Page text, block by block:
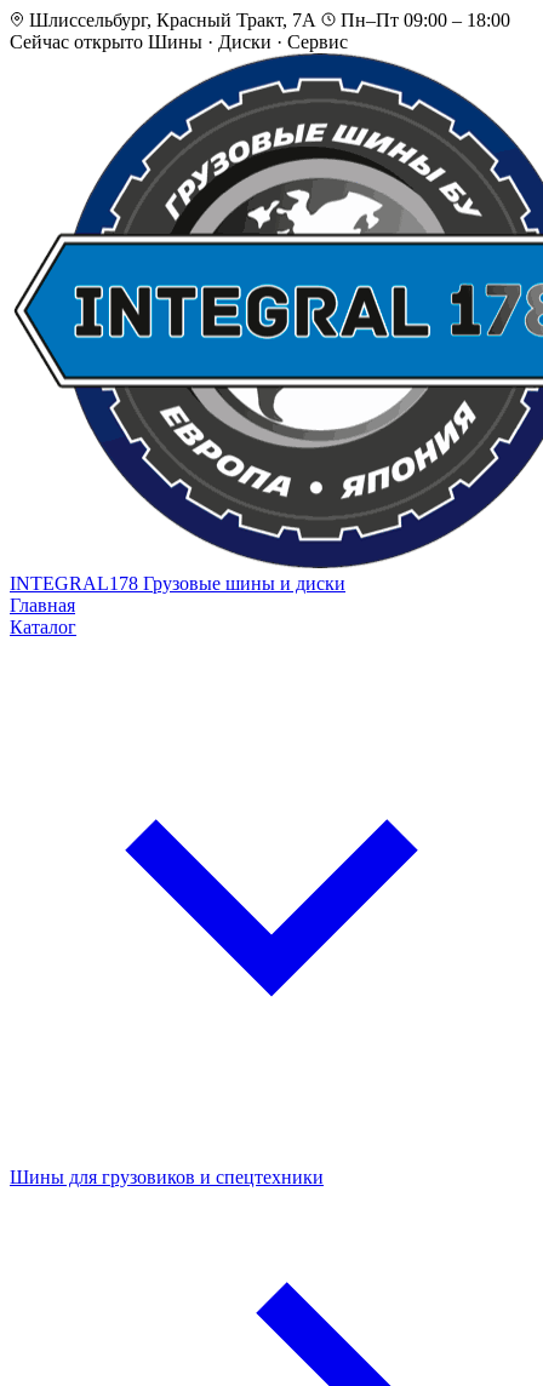
Шлиссельбург, Красный Тракт, 7А
Пн–Пт 09:00 – 18:00
Сейчас открыто Шины · Диски · Сервис
INTEGRAL178 Грузовые шины и диски
Главная
Каталог
Шины для грузовиков и спецтехники